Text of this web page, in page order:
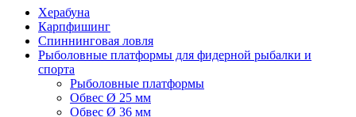
Херабуна
Карпфишинг
Спиннинговая ловля
Рыболовные платформы для фидерной рыбалки и
спорта
Рыболовные платформы
Обвес Ø 25 мм
Обвес Ø 36 мм